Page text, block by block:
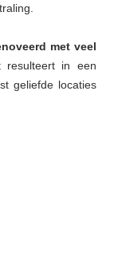
met veel
resulteert in een
geliefde locaties